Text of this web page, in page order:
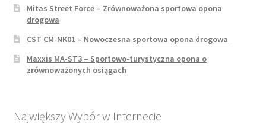
Mitas Street Force – Zrównoważona sportowa opona
drogowa
CST CM-NK01 – Nowoczesna sportowa opona drogowa
Maxxis MA-ST3 – Sportowo-turystyczna opona o
zrównoważonych osiągach
Największy Wybór w Internecie